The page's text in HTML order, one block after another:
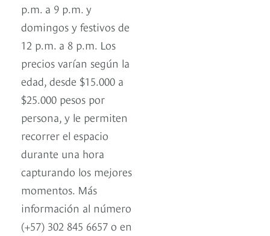
p.m. a 9 p.m. y
domingos y festivos de
12 p.m. a 8 p.m. Los
precios varían según la
edad, desde $15.000 a
$25.000 pesos por
persona, y le permiten
recorrer el espacio
durante una hora
capturando los mejores
momentos. Más
información al número
(+57) 302 845 6657 o en